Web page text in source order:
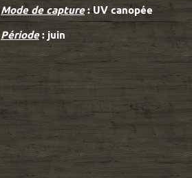
Mode de capture: UV canopée
Période: juin